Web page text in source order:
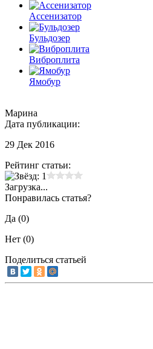
Ассенизатор
Бульдозер
Виброплита
Ямобур
Марина
Дата публикации:
29 Дек 2016
Рейтинг статьи:
Загрузка...
Понравилась статья?
Да (0)
Нет (0)
Поделиться статьей